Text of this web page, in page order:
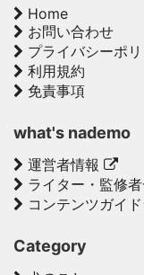
Home
お問い合わせ
プライバシーポ
利用規約
免責事項
what's nademo
運営者情報
ライター・監修
コンテンツガイ
Category